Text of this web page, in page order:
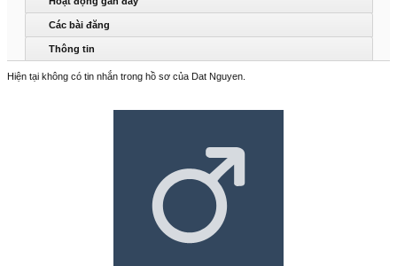
Các bài đăng
Thông tin
Hiện tại không có tin nhắn trong hồ sơ của Dat Nguyen.